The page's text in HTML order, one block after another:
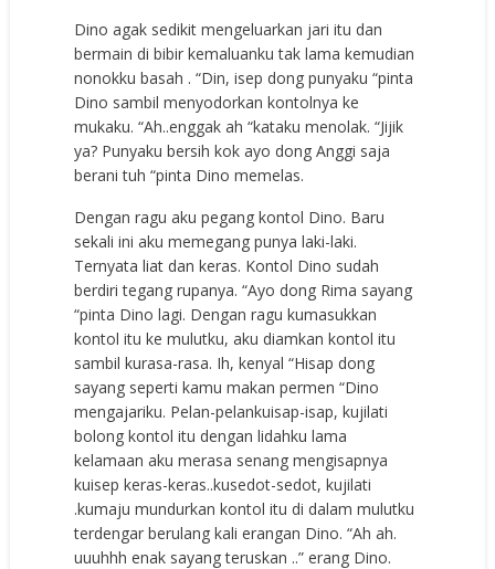
Dino agak sedikit mengeluarkan jari itu dan
bermain di bibir kemaluanku tak lama kemudian
nonokku basah . “Din, isep dong punyaku “pinta
Dino sambil menyodorkan kontolnya ke
mukaku. “Ah..enggak ah “kataku menolak. “Jijik
ya? Punyaku bersih kok ayo dong Anggi saja
berani tuh “pinta Dino memelas.
Dengan ragu aku pegang kontol Dino. Baru
sekali ini aku memegang punya laki-laki.
Ternyata liat dan keras. Kontol Dino sudah
berdiri tegang rupanya. “Ayo dong Rima sayang
“pinta Dino lagi. Dengan ragu kumasukkan
kontol itu ke mulutku, aku diamkan kontol itu
sambil kurasa-rasa. Ih, kenyal “Hisap dong
sayang seperti kamu makan permen “Dino
mengajariku. Pelan-pelankuisap-isap, kujilati
bolong kontol itu dengan lidahku lama
kelamaan aku merasa senang mengisapnya
kuisep keras-keras..kusedot-sedot, kujilati
.kumaju mundurkan kontol itu di dalam mulutku
terdengar berulang kali erangan Dino. “Ah ah.
uuuhhh enak sayang teruskan ..” erang Dino.